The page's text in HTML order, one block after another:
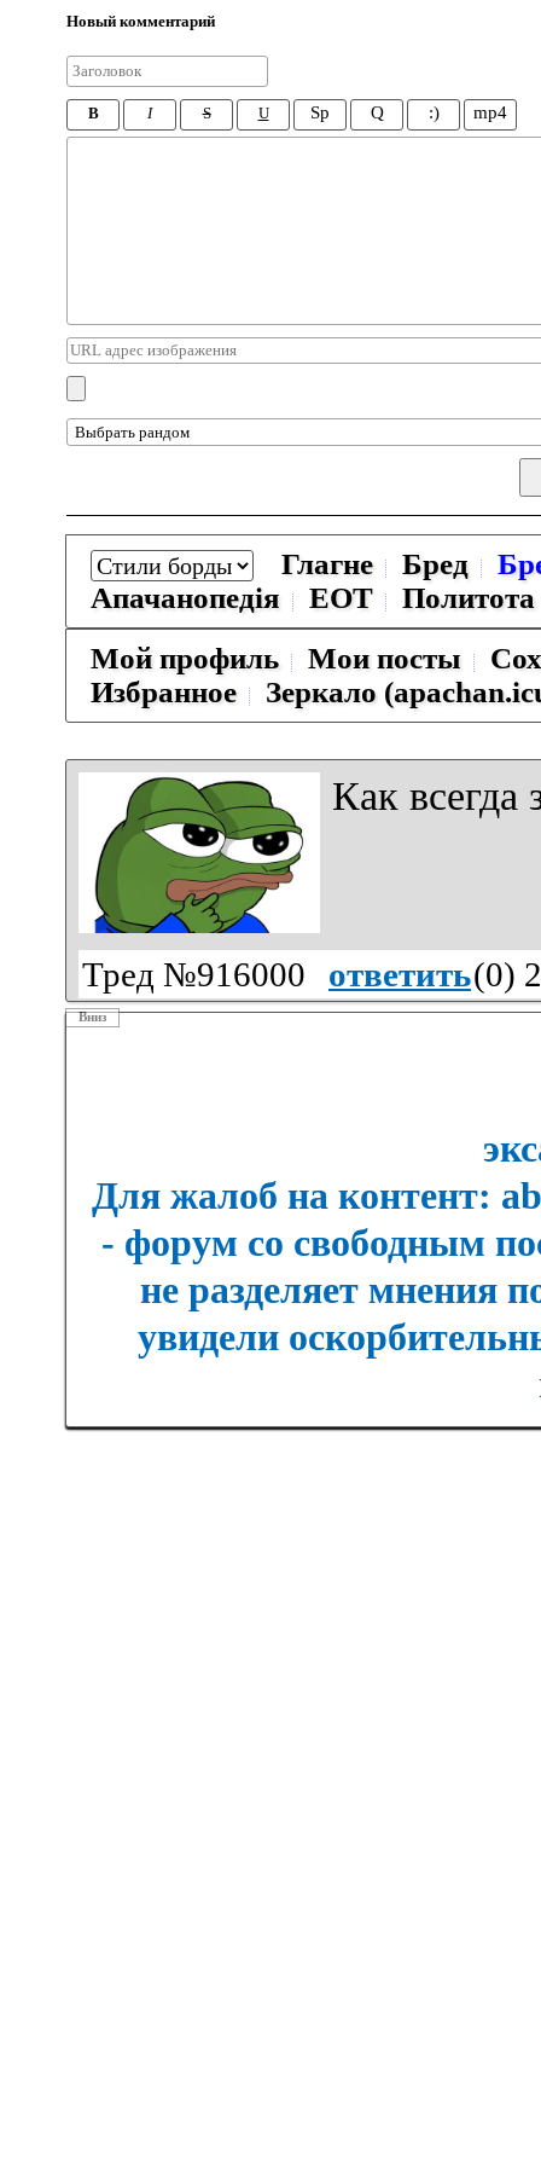
Новый комментарий
B I S U Sp Q :) mp4
Глагне Бред
Апачанопедiя
ЕОТ
Политота
Мой профиль
Мои посты
Избранное
Зеркало
Как всегда
Тред №916000 ответить(0)
Вниз
Для жалоб на контент:
- форум со свободным
не разделяет мнения
увидели